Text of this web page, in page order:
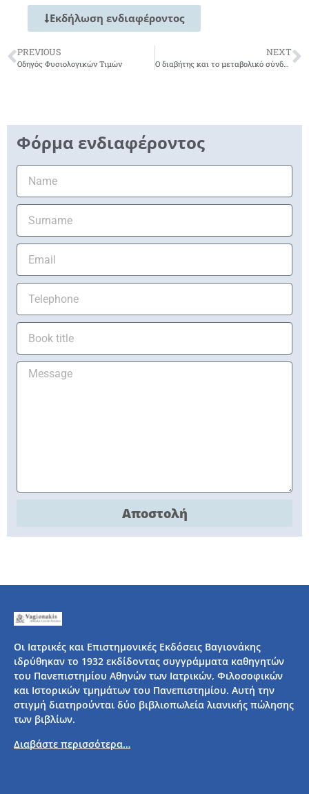
Εκδήλωση ενδιαφέροντος
PREVIOUS
Οδηγός Φυσιολογικών Τιμών
NEXT
Ο διαβήτης και το μεταβολικό σύνδρομο στην Ψυχική υγεία
Φόρμα ενδιαφέροντος
Αποστολή
Οι Ιατρικές και Επιστημονικές Εκδόσεις Βαγιονάκης
ιδρύθηκαν το 1932 εκδίδοντας συγγράμματα καθηγητών
του Πανεπιστημίου Αθηνών των Ιατρικών, Φιλοσοφικών
και Ιστορικών τμημάτων του Πανεπιστημίου. Αυτή την
στιγμή διατηρούνται δύο βιβλιοπωλεία λιανικής πώλησης
των βιβλίων.
Διαβάστε περισσότερα…